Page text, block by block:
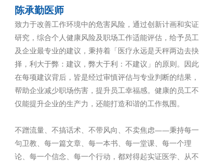
陈承勤医师
致力于改善工作环境中的危害风险，通过创新计画和实证
研究，综合个人健康风险及职场工作适能评估，给予员工
及企业最专业的建议，秉持着「医疗永远是天秤两边去抉
择，利大于弊：建议，弊大于利：不建议」的原则。因此
在每项建议背后，皆是经过审慎评估与专业判断的结果，
帮助企业减少职场伤害，提升员工幸福感。健康的员工不
仅能提升企业的生产力，还能打造和谐的工作氛围。
不蹭流量、不搞话术、不带风向、不卖焦虑——秉持每一
句卫教、每一篇文章、每一本书、每一堂课、每一个理
论、每一个信念、每一个行动，都对得起实证医学、从不